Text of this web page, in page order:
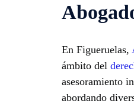
En Figueruelas,
ámbito del
asesoramiento
abordando